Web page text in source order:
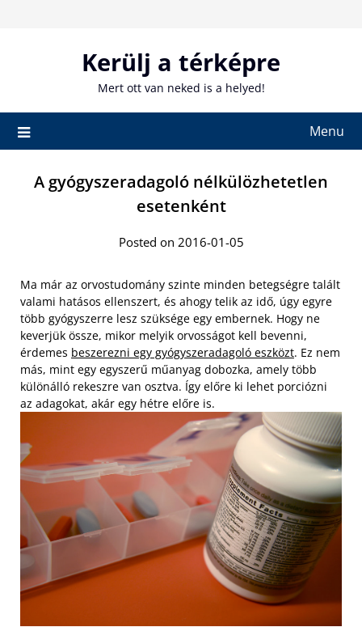
Kerülj a térképre
Mert ott van neked is a helyed!
Menu
A gyógyszeradagoló nélkülözhetetlen
esetenként
Posted on 2016-01-05
Ma már az orvostudomány szinte minden betegségre talált
valami hatásos ellenszert, és ahogy telik az idő, úgy egyre
több gyógyszerre lesz szüksége egy embernek. Hogy ne
keverjük össze, mikor melyik orvosságot kell bevenni,
érdemes beszerezni egy gyógyszeradagoló eszközt. Ez nem
más, mint egy egyszerű műanyag dobozka, amely több
különálló rekeszre van osztva. Így előre ki lehet porciózni
az adagokat, akár egy hétre előre is.